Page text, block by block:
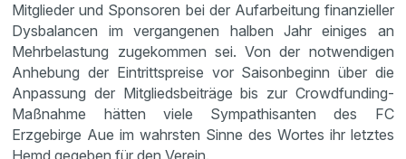
Mitglieder und Sponsoren bei der Aufarbeitung finanzieller
Dysbalancen im vergangenen halben Jahr einiges an
Mehrbelastung zugekommen sei. Von der notwendigen
Anhebung der Eintrittspreise vor Saisonbeginn über die
Anpassung der Mitgliedsbeiträge bis zur Crowdfunding-
Maßnahme hätten viele Sympathisanten des FC
Erzgebirge Aue im wahrsten Sinne des Wortes ihr letztes
Hemd gegeben für den Verein.